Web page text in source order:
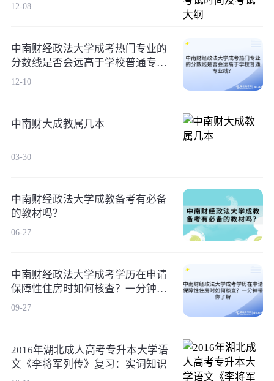
12-08
中南财经政法大学成考热门专业的
分数线是否会远高于学校普通专业
线？
12-10
中南财大成教属几本
03-30
中南财经政法大学成教备考有必备
的教材吗？
06-27
中南财经政法大学成考学历在申请
保障性住房时如何核查？一分钟带
你了解
09-27
2016年湖北成人高考专升本大学语
文《李将军列传》复习：实词知识